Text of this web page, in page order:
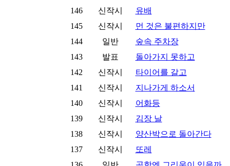
146
신작시
유배
145
신작시
먼 것은 불편하지만
144
일반
숲속 주차장
143
발표
돌아가지 못하고
142
신작시
타이어를 갈고
141
신작시
지나가게 하소서
140
신작시
어화등
139
신작시
김장 날
138
신작시
양산박으로 돌아간다
137
신작시
또레